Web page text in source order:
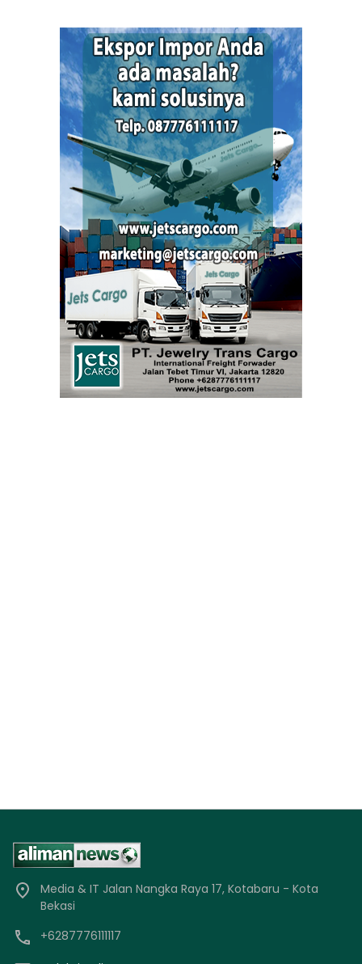
Media & IT Jalan Nangka Raya 17, Kotabaru - Kota
Bekasi
+6287776111117